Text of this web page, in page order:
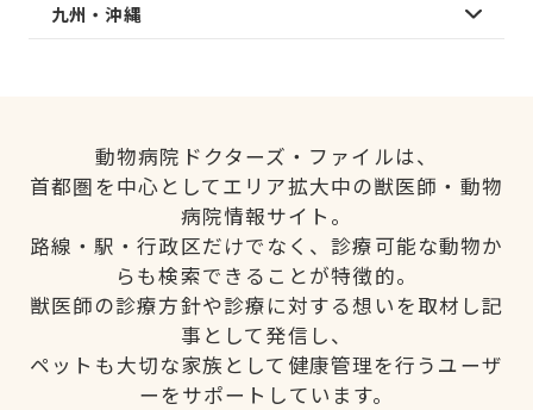
九州・沖縄
動物病院ドクターズ・ファイルは、
首都圏を中心としてエリア拡大中の獣医師・動物
病院情報サイト。
路線・駅・行政区だけでなく、診療可能な動物か
らも検索できることが特徴的。
獣医師の診療方針や診療に対する想いを取材し記
事として発信し、
ペットも大切な家族として健康管理を行うユーザ
ーをサポートしています。